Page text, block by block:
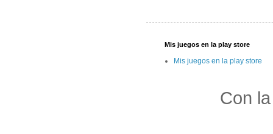
Mis juegos en la play store
Mis juegos en la play store
Con